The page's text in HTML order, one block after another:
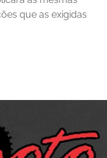
que as exigidas